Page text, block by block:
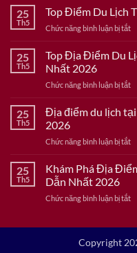
Du
25
Th5
Top Điểm Du Lịch
Chức năng bình luận bị tắtở
Tại
25
Th5
Top Địa Điểm Du
Nhất 2026
Chức năng bình luận bị tắtở
25
Th5
Địa điểm du lịch tại
2026
Chức năng bình luận bị tắtở
du
tại
25
Th5
Khám Phá Địa
Dẫn Nhất 2026
Chức năng bình luận bị tắtở
Copyright